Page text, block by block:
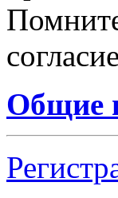
Общие